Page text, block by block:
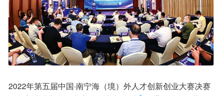
2022年第五届中国·南宁海（境）外人才创新创业大赛决赛